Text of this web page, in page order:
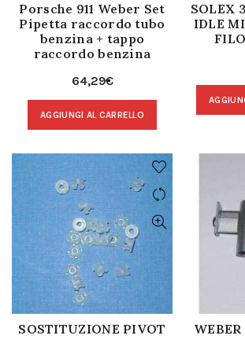
Porsche 911 Weber Set
Pipetta raccordo tubo
benzina + tappo
raccordo benzina
64,29€
AGGIUNGI AL CARRELLO
SOLEX
IDLE
SOSTITUZIONE PIVOT